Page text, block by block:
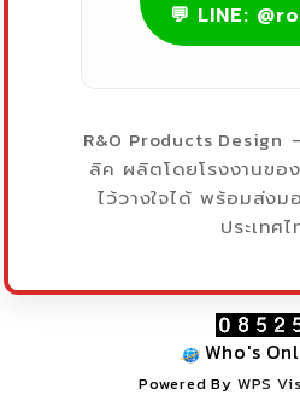
💬 LINE:
R&O Products Design
ลิค ผลิตโดยโรงงานขอ
ไว้วางใจได้ พร้อมส่งม
ประเทศ
Who's
Powered By WPS